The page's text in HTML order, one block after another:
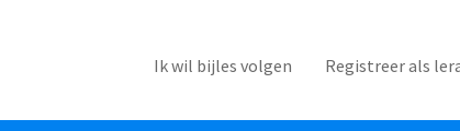
Ik wil bijles volgen Registreer als